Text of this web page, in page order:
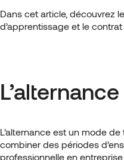
Dans cet article, découvrez
d’apprentissage et le
L’alternance est un mode
combiner des périodes
professionnelle en